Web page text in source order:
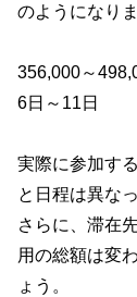
のようになりま
356,000～
6日～11日
実際に参加す
と日程は異な
さらに、滞在
用の総額は変
ょう。